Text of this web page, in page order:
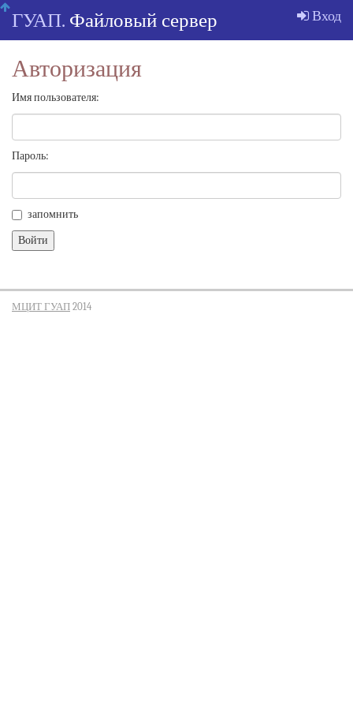
Skip
navigation
Вход
ГУАП. Файловый сервер
Авторизация
Имя пользователя:
Пароль:
запомнить
МЦИТ ГУАП 2014